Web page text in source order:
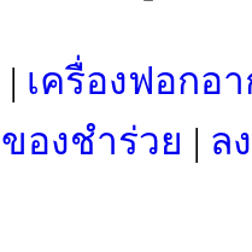
| เครื่องฟอกอ
ของชำร่วย | ล